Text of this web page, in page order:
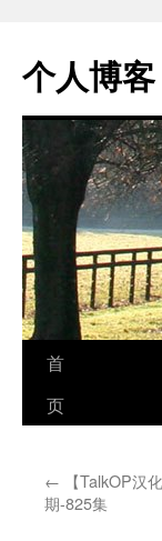
个人博客
跳
至
文
首
页
← 【TalkOP汉
期-825集